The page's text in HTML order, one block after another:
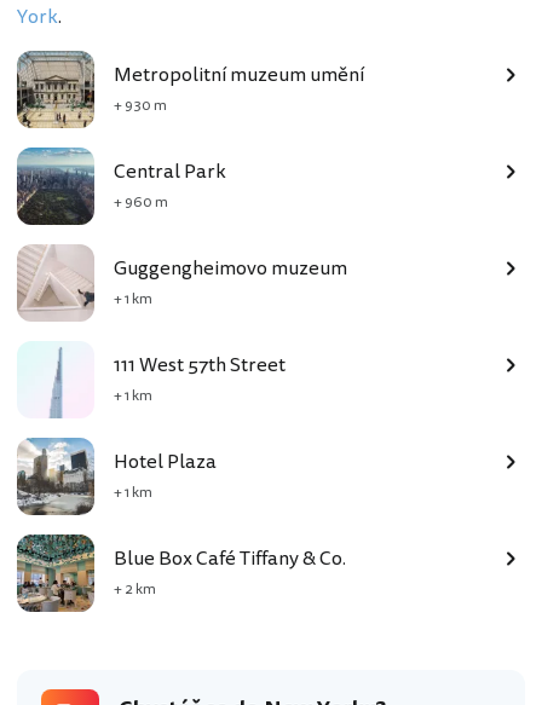
York.
Metropolitní muzeum umění
+ 930 m
Central Park
+ 960 m
Guggengheimovo muzeum
+ 1 km
111 West 57th Street
+ 1 km
Hotel Plaza
+ 1 km
Blue Box Café Tiffany & Co.
+ 2 km